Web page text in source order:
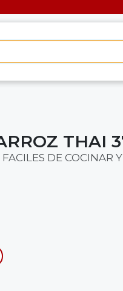
THAI
DE COCINAR